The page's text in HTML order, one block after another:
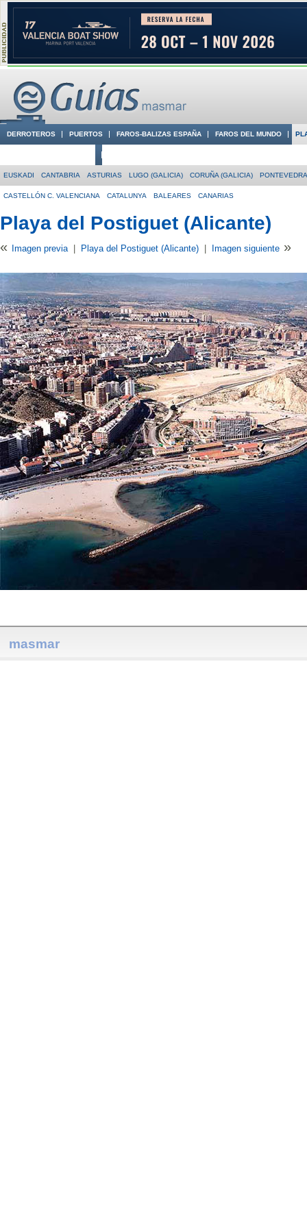
DERROTEROS PUERTOS FAROS-BALIZAS ESPAÑA FAROS DEL MUNDO
EUSKADI CANTABRIA ASTURIAS LUGO (GALICIA) CORUÑA (GALICIA)
CASTELLÓN C. VALENCIANA CATALUNYA BALEARES CANARIAS
Playa del Postiguet (Alicante)
« Imagen previa | Playa del Postiguet (Alicante) | Imagen siguiente »
masmar